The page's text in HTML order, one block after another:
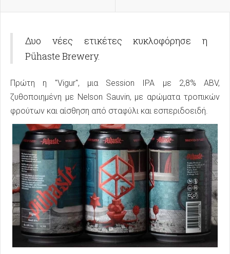
Δυο νέες ετικέτες κυκλοφόρησε η
Pühaste Brewery.
Πρώτη η "Vigur", μια Session IPA με 2,8% ABV,
ζυθοποιημένη με Nelson Sauvin, με αρώματα τροπικών
φρούτων και αίσθηση από σταφύλι και εσπεριδοειδή.